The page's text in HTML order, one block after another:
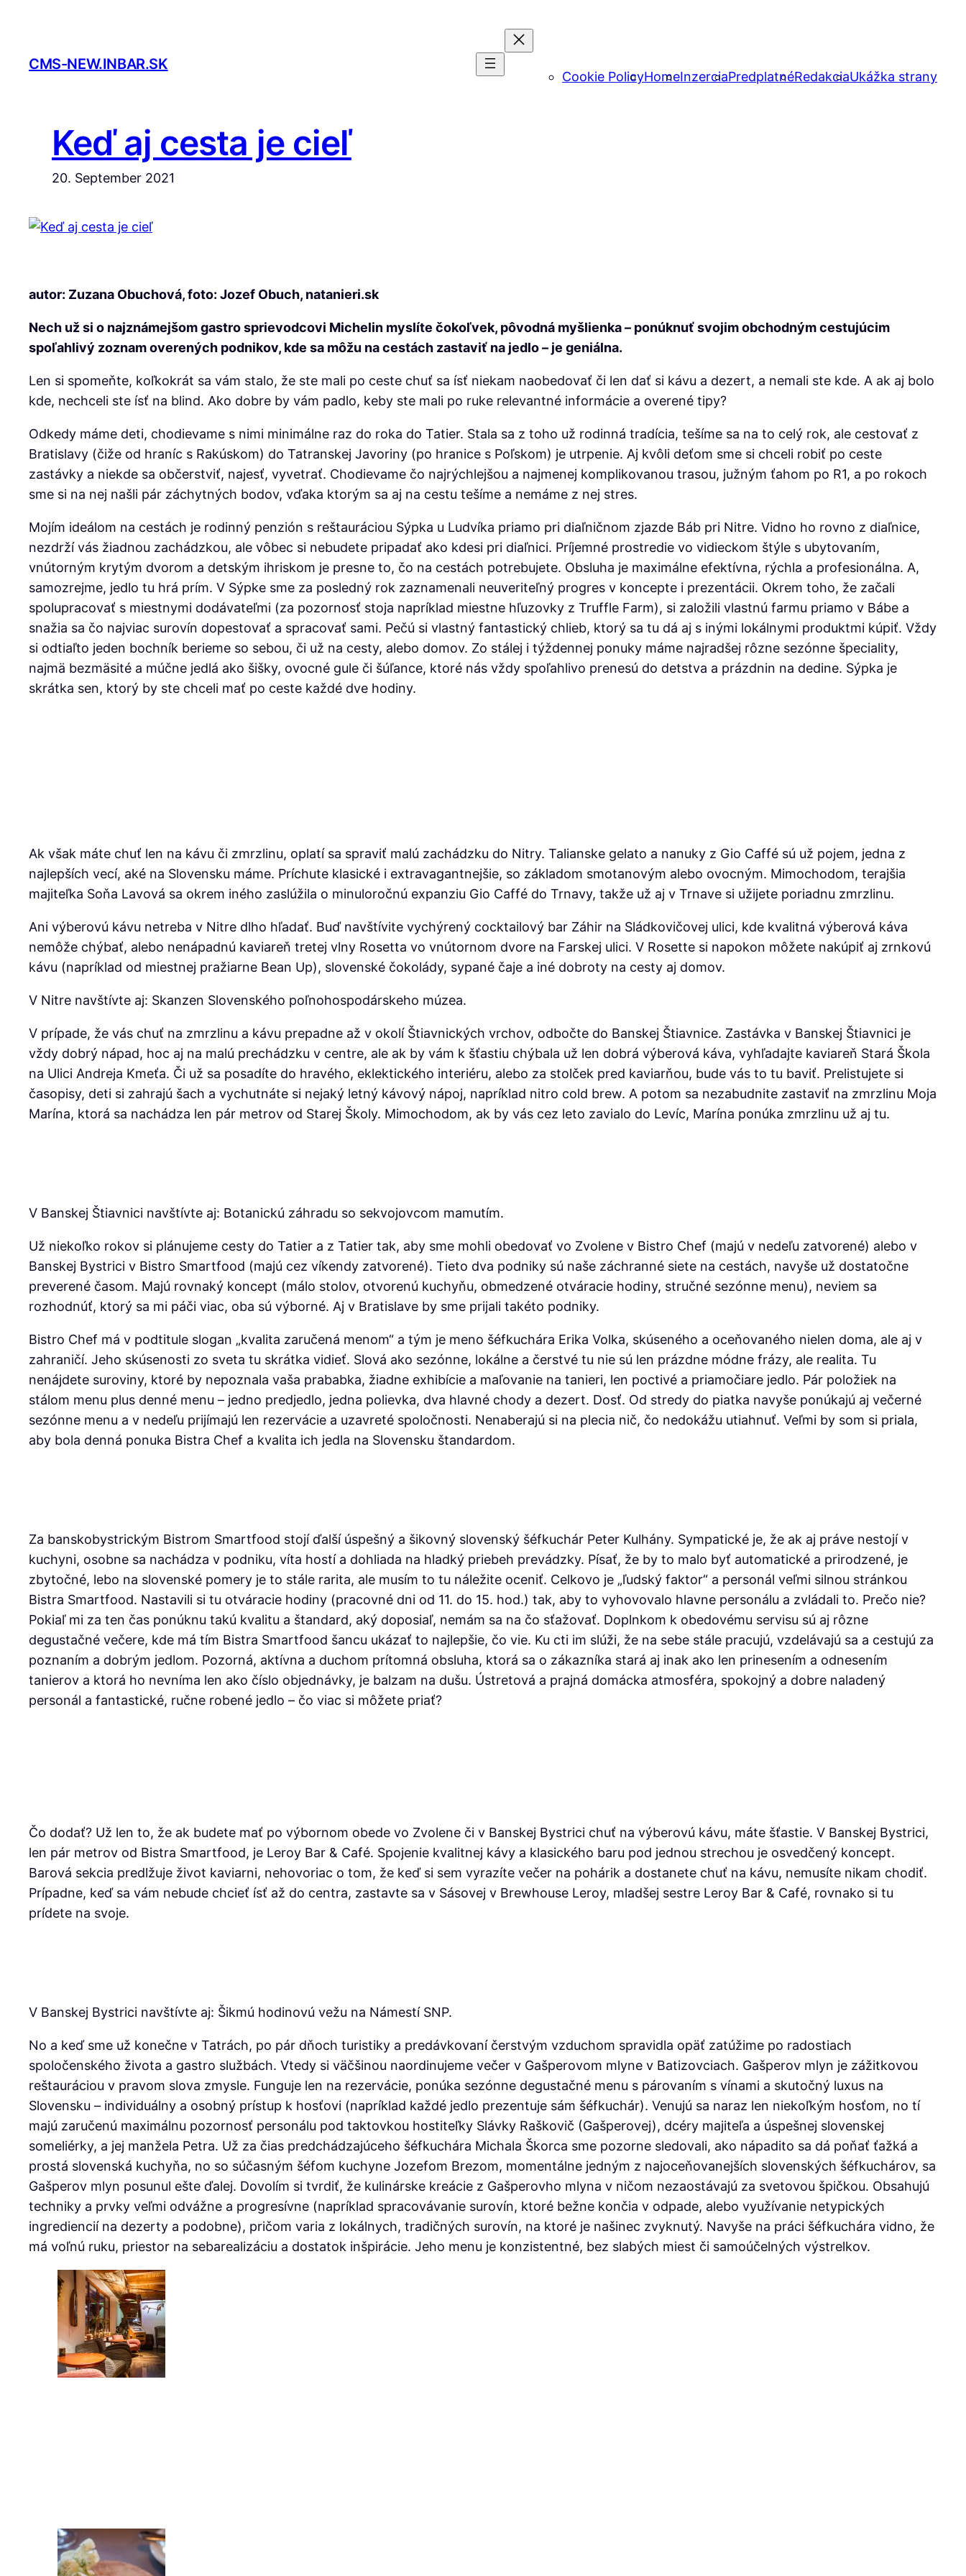
content
CMS-NEW.INBAR.SK
Cookie PolicyHomeInzerciaPredplatnéRedakciaUkážka strany
Keď aj cesta je cieľ
20. September 2021
autor: Zuzana Obuchová, foto: Jozef Obuch, natanieri.sk
Nech už si o najznámejšom gastro sprievodcovi Michelin myslíte čokoľvek, pôvodná myšlienka – ponúknuť svojim obchodným cestujúcim
spoľahlivý zoznam overených podnikov, kde sa môžu na cestách zastaviť na jedlo – je geniálna.
Len si spomeňte, koľkokrát sa vám stalo, že ste mali po ceste chuť sa ísť niekam naobedovať či len dať si kávu a dezert, a nemali ste kde. A ak aj bolo
kde, nechceli ste ísť na blind. Ako dobre by vám padlo, keby ste mali po ruke relevantné informácie a overené tipy?
Odkedy máme deti, chodievame s nimi minimálne raz do roka do Tatier. Stala sa z toho už rodinná tradícia, tešíme sa na to celý rok, ale cestovať z
Bratislavy (čiže od hraníc s Rakúskom) do Tatranskej Javoriny (po hranice s Poľskom) je utrpenie. Aj kvôli deťom sme si chceli robiť po ceste
zastávky a niekde sa občerstviť, najesť, vyvetrať. Chodievame čo najrýchlejšou a najmenej komplikovanou trasou, južným ťahom po R1, a po rokoch
sme si na nej našli pár záchytných bodov, vďaka ktorým sa aj na cestu tešíme a nemáme z nej stres.
Mojím ideálom na cestách je rodinný penzión s reštauráciou Sýpka u Ludvíka priamo pri diaľničnom zjazde Báb pri Nitre. Vidno ho rovno z diaľnice,
nezdrží vás žiadnou zachádzkou, ale vôbec si nebudete pripadať ako kdesi pri diaľnici. Príjemné prostredie vo vidieckom štýle s ubytovaním,
vnútorným krytým dvorom a detským ihriskom je presne to, čo na cestách potrebujete. Obsluha je maximálne efektívna, rýchla a profesionálna. A,
samozrejme, jedlo tu hrá prím. V Sýpke sme za posledný rok zaznamenali neuveriteľný progres v koncepte i prezentácii. Okrem toho, že začali
spolupracovať s miestnymi dodávateľmi (za pozornosť stoja napríklad miestne hľuzovky z Truffle Farm), si založili vlastnú farmu priamo v Bábe a
snažia sa čo najviac surovín dopestovať a spracovať sami. Pečú si vlastný fantastický chlieb, ktorý sa tu dá aj s inými lokálnymi produktmi kúpiť. Vždy
si odtiaľto jeden bochník berieme so sebou, či už na cesty, alebo domov. Zo stálej i týždennej ponuky máme najradšej rôzne sezónne špeciality,
najmä bezmäsité a múčne jedlá ako šišky, ovocné gule či šúľance, ktoré nás vždy spoľahlivo prenesú do detstva a prázdnin na dedine. Sýpka je
skrátka sen, ktorý by ste chceli mať po ceste každé dve hodiny.
Ak však máte chuť len na kávu či zmrzlinu, oplatí sa spraviť malú zachádzku do Nitry. Talianske gelato a nanuky z Gio Caffé sú už pojem, jedna z
najlepších vecí, aké na Slovensku máme. Príchute klasické i extravagantnejšie, so základom smotanovým alebo ovocným. Mimochodom, terajšia
majiteľka Soňa Lavová sa okrem iného zaslúžila o minuloročnú expanziu Gio Caffé do Trnavy, takže už aj v Trnave si užijete poriadnu zmrzlinu.
Ani výberovú kávu netreba v Nitre dlho hľadať. Buď navštívite vychýrený cocktailový bar Záhir na Sládkovičovej ulici, kde kvalitná výberová káva
nemôže chýbať, alebo nenápadnú kaviareň tretej vlny Rosetta vo vnútornom dvore na Farskej ulici. V Rosette si napokon môžete nakúpiť aj zrnkovú
kávu (napríklad od miestnej pražiarne Bean Up), slovenské čokolády, sypané čaje a iné dobroty na cesty aj domov.
V Nitre navštívte aj: Skanzen Slovenského poľnohospodárskeho múzea.
V prípade, že vás chuť na zmrzlinu a kávu prepadne až v okolí Štiavnických vrchov, odbočte do Banskej Štiavnice. Zastávka v Banskej Štiavnici je
vždy dobrý nápad, hoc aj na malú prechádzku v centre, ale ak by vám k šťastiu chýbala už len dobrá výberová káva, vyhľadajte kaviareň Stará Škola
na Ulici Andreja Kmeťa. Či už sa posadíte do hravého, eklektického interiéru, alebo za stolček pred kaviarňou, bude vás to tu baviť. Prelistujete si
časopisy, deti si zahrajú šach a vychutnáte si nejaký letný kávový nápoj, napríklad nitro cold brew. A potom sa nezabudnite zastaviť na zmrzlinu Moja
Marína, ktorá sa nachádza len pár metrov od Starej Školy. Mimochodom, ak by vás cez leto zavialo do Levíc, Marína ponúka zmrzlinu už aj tu.
V Banskej Štiavnici navštívte aj: Botanickú záhradu so sekvojovcom mamutím.
Už niekoľko rokov si plánujeme cesty do Tatier a z Tatier tak, aby sme mohli obedovať vo Zvolene v Bistro Chef (majú v nedeľu zatvorené) alebo v
Banskej Bystrici v Bistro Smartfood (majú cez víkendy zatvorené). Tieto dva podniky sú naše záchranné siete na cestách, navyše už dostatočne
preverené časom. Majú rovnaký koncept (málo stolov, otvorenú kuchyňu, obmedzené otváracie hodiny, stručné sezónne menu), neviem sa
rozhodnúť, ktorý sa mi páči viac, oba sú výborné. Aj v Bratislave by sme prijali takéto podniky.
Bistro Chef má v podtitule slogan „kvalita zaručená menom“ a tým je meno šéfkuchára Erika Volka, skúseného a oceňovaného nielen doma, ale aj v
zahraničí. Jeho skúsenosti zo sveta tu skrátka vidieť. Slová ako sezónne, lokálne a čerstvé tu nie sú len prázdne módne frázy, ale realita. Tu
nenájdete suroviny, ktoré by nepoznala vaša prababka, žiadne exhibície a maľovanie na tanieri, len poctivé a priamočiare jedlo. Pár položiek na
stálom menu plus denné menu – jedno predjedlo, jedna polievka, dva hlavné chody a dezert. Dosť. Od stredy do piatka navyše ponúkajú aj večerné
sezónne menu a v nedeľu prijímajú len rezervácie a uzavreté spoločnosti. Nenaberajú si na plecia nič, čo nedokážu utiahnuť. Veľmi by som si priala,
aby bola denná ponuka Bistra Chef a kvalita ich jedla na Slovensku štandardom.
Za banskobystrickým Bistrom Smartfood stojí ďalší úspešný a šikovný slovenský šéfkuchár Peter Kulhány. Sympatické je, že ak aj práve nestojí v
kuchyni, osobne sa nachádza v podniku, víta hostí a dohliada na hladký priebeh prevádzky. Písať, že by to malo byť automatické a prirodzené, je
zbytočné, lebo na slovenské pomery je to stále rarita, ale musím to tu náležite oceniť. Celkovo je „ľudský faktor“ a personál veľmi silnou stránkou
Bistra Smartfood. Nastavili si tu otváracie hodiny (pracovné dni od 11. do 15. hod.) tak, aby to vyhovovalo hlavne personálu a zvládali to. Prečo nie?
Pokiaľ mi za ten čas ponúknu takú kvalitu a štandard, aký doposiaľ, nemám sa na čo sťažovať. Doplnkom k obedovému servisu sú aj rôzne
degustačné večere, kde má tím Bistra Smartfood šancu ukázať to najlepšie, čo vie. Ku cti im slúži, že na sebe stále pracujú, vzdelávajú sa a cestujú za
poznaním a dobrým jedlom. Pozorná, aktívna a duchom prítomná obsluha, ktorá sa o zákazníka stará aj inak ako len prinesením a odnesením
tanierov a ktorá ho nevníma len ako číslo objednávky, je balzam na dušu. Ústretová a prajná domácka atmosféra, spokojný a dobre naladený
personál a fantastické, ručne robené jedlo – čo viac si môžete priať?
Čo dodať? Už len to, že ak budete mať po výbornom obede vo Zvolene či v Banskej Bystrici chuť na výberovú kávu, máte šťastie. V Banskej Bystrici,
len pár metrov od Bistra Smartfood, je Leroy Bar & Café. Spojenie kvalitnej kávy a klasického baru pod jednou strechou je osvedčený koncept.
Barová sekcia predlžuje život kaviarni, nehovoriac o tom, že keď si sem vyrazíte večer na pohárik a dostanete chuť na kávu, nemusíte nikam chodiť.
Prípadne, keď sa vám nebude chcieť ísť až do centra, zastavte sa v Sásovej v Brewhouse Leroy, mladšej sestre Leroy Bar & Café, rovnako si tu
prídete na svoje.
V Banskej Bystrici navštívte aj: Šikmú hodinovú vežu na Námestí SNP.
No a keď sme už konečne v Tatrách, po pár dňoch turistiky a predávkovaní čerstvým vzduchom spravidla opäť zatúžime po radostiach
spoločenského života a gastro službách. Vtedy si väčšinou naordinujeme večer v Gašperovom mlyne v Batizovciach. Gašperov mlyn je zážitkovou
reštauráciou v pravom slova zmysle. Funguje len na rezervácie, ponúka sezónne degustačné menu s párovaním s vínami a skutočný luxus na
Slovensku – individuálny a osobný prístup k hosťovi (napríklad každé jedlo prezentuje sám šéfkuchár). Venujú sa naraz len niekoľkým hosťom, no tí
majú zaručenú maximálnu pozornosť personálu pod taktovkou hostiteľky Slávky Raškovič (Gašperovej), dcéry majiteľa a úspešnej slovenskej
someliérky, a jej manžela Petra. Už za čias predchádzajúceho šéfkuchára Michala Škorca sme pozorne sledovali, ako nápadito sa dá poňať ťažká a
prostá slovenská kuchyňa, no so súčasným šéfom kuchyne Jozefom Brezom, momentálne jedným z najoceňovanejších slovenských šéfkuchárov, sa
Gašperov mlyn posunul ešte ďalej. Dovolím si tvrdiť, že kulinárske kreácie z Gašperovho mlyna v ničom nezaostávajú za svetovou špičkou. Obsahujú
techniky a prvky veľmi odvážne a progresívne (napríklad spracovávanie surovín, ktoré bežne končia v odpade, alebo využívanie netypických
ingrediencií na dezerty a podobne), pričom varia z lokálnych, tradičných surovín, na ktoré je našinec zvyknutý. Navyše na práci šéfkuchára vidno, že
má voľnú ruku, priestor na sebarealizáciu a dostatok inšpirácie. Jeho menu je konzistentné, bez slabých miest či samoúčelných výstrelkov.